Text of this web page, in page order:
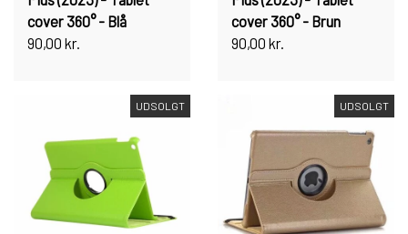
cover 360° - Blå
90,00 kr.
cover 360° - Brun
90,00 kr.
UDSOLGT UDSOLGT